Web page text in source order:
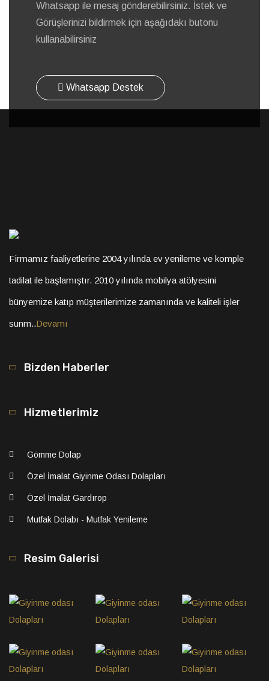
Whatsapp ile mesaj gönderebilirsiniz. İstek ve
Görüşlerinizi bildirmek için aşağıdakı butonu
kullanabilirsiniz
Whatsapp Destek
Firmamız faaliyetlerine 2004 yılında ev yenileme ve komple
tadilat ile başlamıştır. 2010 yılında mobilya atölyesini
bünyemize katıp müşterilerimize zamanında ve kaliteli işler
sunm..Devamı
Bizden Haberler
Hizmetlerimiz
Gömme Dolap
Özel İmalat Giyinme Odası Dolapları
Özel İmalat Gardırop
Mutfak Dolabı - Mutfak Yenileme
Resim Galerisi